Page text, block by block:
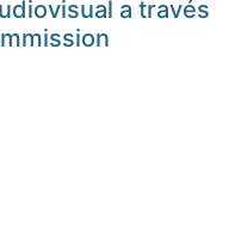
a través